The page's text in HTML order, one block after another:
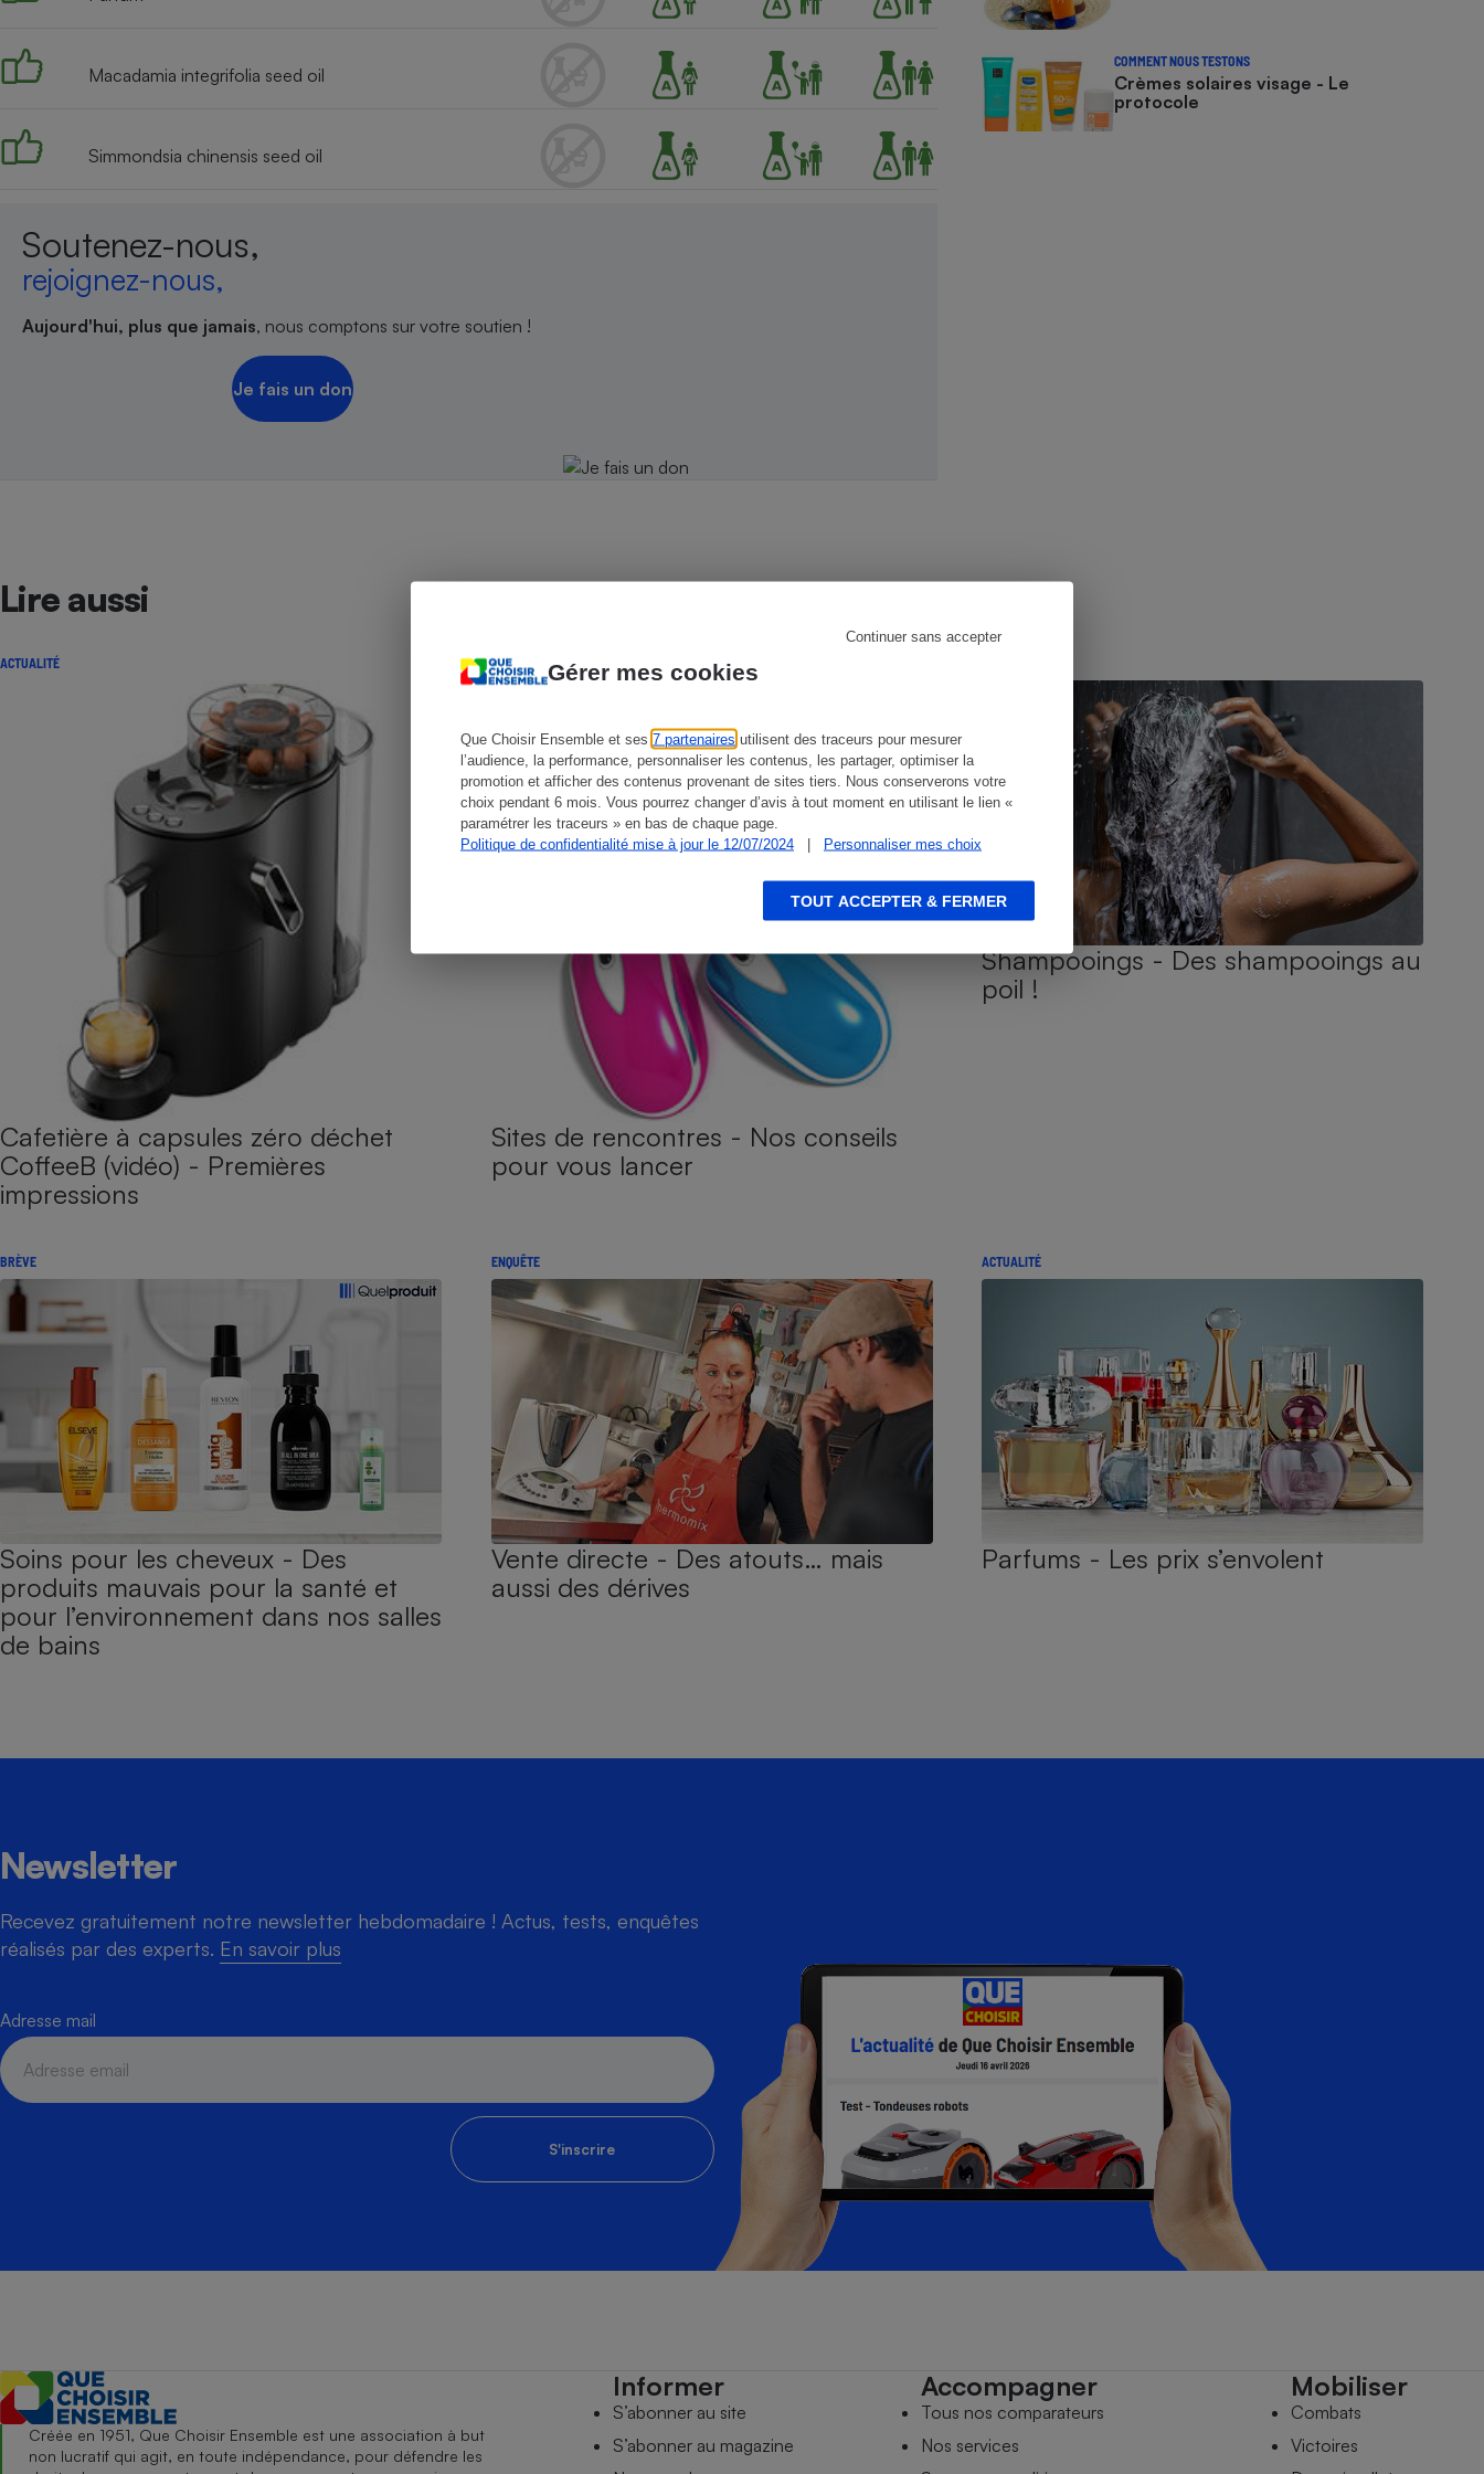
Gérer mes cookies
Que Choisir Ensemble et ses 7 partenaires utilisent des traceurs pour mesurer
l’audience, la performance, personnaliser les contenus, les partager, optimiser la
promotion et afficher des contenus provenant de sites tiers. Nous conserverons votre
choix pendant 6 mois. Vous pourrez changer d’avis à tout moment en utilisant le lien «
paramétrer les traceurs » en bas de chaque page.
Politique de confidentialité mise à jour le 12/07/2024
| Personnaliser mes choix
Continuer sans accepter
TOUT ACCEPTER & FERMER
Macadamia integrifolia seed oil
Simmondsia chinensis seed oil
Soutenez-nous,
rejoignez-nous,
Aujourd'hui, plus que jamais, nous comptons sur votre soutien !
Je fais un don
COMMENT NOUS TESTONS
Crèmes solaires visage - Le
protocole
Lire aussi
ACTUALITÉ
Cafetière à capsules zéro déchet
CoffeeB (vidéo) - Premières
impressions
CONSEILS
Sites de rencontres - Nos conseils
pour vous lancer
Shampooings - Des shampooings au
poil !
BRÈVE
Soins pour les cheveux - Des
produits mauvais pour la santé et
pour l’environnement dans nos salles
de bains
ENQUÊTE
Vente directe - Des atouts… mais
aussi des dérives
ACTUALITÉ
Parfums - Les prix s’envolent
Newsletter
Recevez gratuitement notre newsletter hebdomadaire ! Actus, tests, enquêtes
réalisés par des experts. En savoir plus
Adresse mail
S'inscrire
Robot ménager
Appareil photo
numérique
Antivirus
Électricité - Gaz
Créée en 1951, Que Choisir Ensemble est une association à but
non lucratif qui agit, en toute indépendance, pour défendre les
Informer
S’abonner au site
S’abonner au magazine
Accompagner
Tous nos comparateurs
Nos services
Mobiliser
Combats
Victoires